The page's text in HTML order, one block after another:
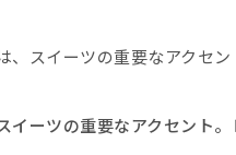
スイーツの重要なアクセン
ーツの重要なアクセント